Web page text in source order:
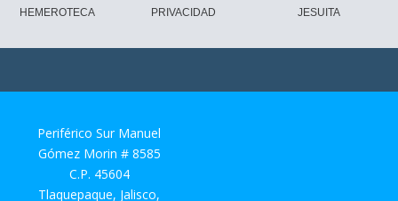
HEMEROTECA
PRIVACIDAD
JESUITA
Periférico Sur Manuel
Gómez Morin # 8585
C.P. 45604
Tlaquepaque, Jalisco,